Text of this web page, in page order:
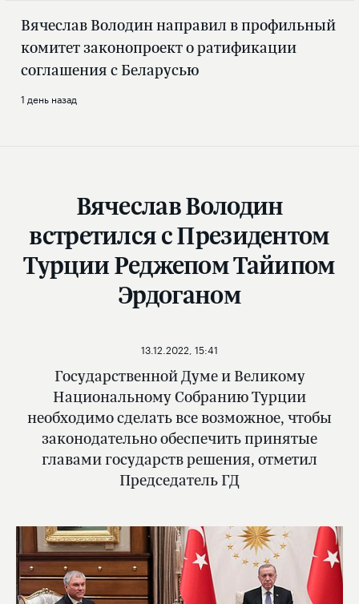
Вячеслав Володин направил в профильный
комитет законопроект о ратификации
соглашения с Беларусью
1 день назад
Вячеслав Володин
встретился с Президентом
Турции Реджепом Тайипом
Эрдоганом
Государственной Думе и Великому
Национальному Собранию Турции
необходимо сделать все возможное, чтобы
законодательно обеспечить принятые
главами государств решения, отметил
Председатель ГД
13.12.2022, 15:41